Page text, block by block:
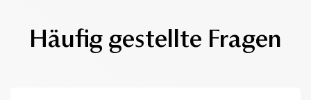
Häufig gestellte Fragen